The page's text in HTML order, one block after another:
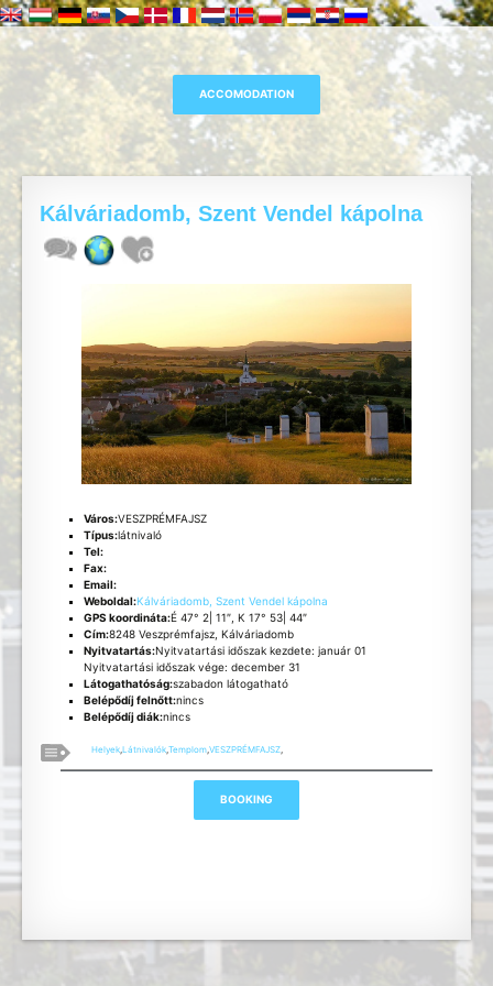
Kálváriadomb, Szent Vendel kápolna
Város:VESZPRÉMFAJSZ
Típus:látnivaló
Tel:
Fax:
Email:
Weboldal:Kálváriadomb, Szent Vendel kápolna
GPS koordináta:É 47° 2| 11″, K 17° 53| 44″
Cím:8248 Veszprémfajsz, Kálváriadomb
Nyitvatartás:Nyitvatartási időszak kezdete: január 01
Nyitvatartási időszak vége: december 31
Látogathatóság:szabadon látogatható
Belépődíj felnőtt:nincs
Belépődíj diák:nincs
Helyek,Látnivalók,Templom,VESZPRÉMFAJSZ,